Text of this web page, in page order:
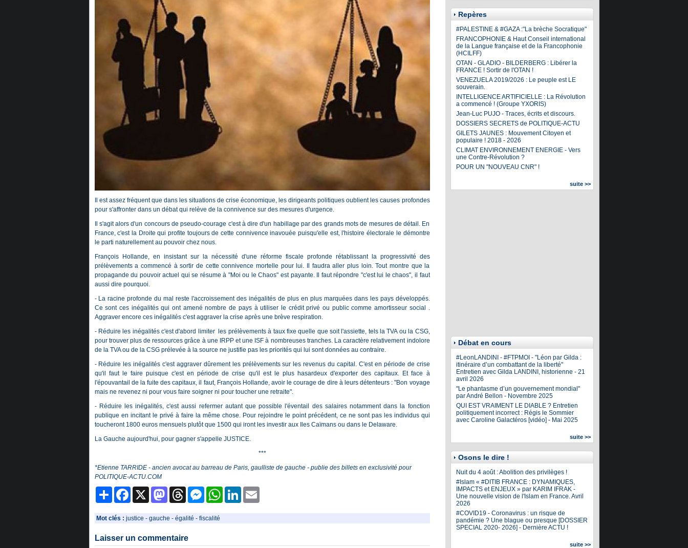
Il est assez fréquent que dans les situations de crise économique, les dirigeants politiques oublient les causes profondes
pour s'affronter dans un débat qui relève de la connivence sur des mesures d'urgence.
Il s'agit alors d'un concours de pseudo-courage c'est à dire d'un habillage par des grands mots de mesures de détail. En
France, c'est la Droite qui profite toujours de cette connivence inavouée puisqu'elle est, l'histoire électorale le démontre
le parti naturellement au pouvoir chez nous.
François Hollande, en insistant sur la nécessité d'une réforme fiscale profonde rétablissant la progressivité des
prélèvements a commencé à sortir de cette connivence mortelle pour lui. Il faudra aller plus loin. Tout montre que la
propagande du pouvoir actuel qui se résume à "Moi ou le Chaos" est payante. Il faut répondre "c'est lui le chaos", il faut
aussi dire pourquoi.
- La racine profonde du mal reste l'accroissement des inégalités de plus en plus marquées dans les pays développés.
Ce sont ces inégalités qui ont amené nombre de pays à utiliser le crédit privé ou public comme amortisseur social .
Aggraver encore ces inégalités c'est aggraver la crise après une brève respiration.
- Réduire les inégalités c'est d'abord limiter les prélèvements à taux fixe quelle que soit l'assiette, tels la TVA ou la CSG,
pour trouver plus de ressources grâce à une IRPP et une ISF à nombreuses tranches. La caractère relativement indolore
de la TVA ou de la CSG prélevée à la source ne justifie pas les priorités qui lui sont données au contraire.
- Réduire les inégalités c'est aggraver dûrement les prélèvements sur les revenus du capital. C'est en période de crise
qu'il faut le faire puisque c'est en période de crise qu'il est le plus hasardeux d'exporter des capitaux. Et face à
l'épouvantail de la fuite des capitaux, il faut, François Hollande, avoir le courage de dire à leurs détenteurs : "Bon voyage
mais ne revenez ni pour vous faire soigner ni pour toucher une retraite".
- Réduire les inégalités, c'est aussi refermer autant que possible l'éventail des salaires notamment dans la fonction
publique en incitant le privé à faire la même chose. Pour rejoindre le point précédent, ce ne sont pas les individus qui
toucheront 1800 euros mensuels plutôt que 1500 qui iront les investir aux Iles Caïmans ou dans le Delaware.
La Gauche aujourd'hui, pour gagner s'appelle JUSTICE.
***
*Etienne TARRIDE - ancien avocat au barreau de Paris, gaulliste de gauche - publie des billets en exclusivité pour
POLITIQUE-ACTU.COM
PartagerFacebook MastodonThreads MessengerWhatsAppLinkedIn
Mot clés : justice - gauche - égalité - fiscalité
Laisser un commentaire
Repères
#PALESTINE & #GAZA :"La brèche Socratique"
FRANCOPHONIE & Haut Conseil international
de la Langue française et de la Francophonie
(HCILFF)
OTAN - GLADIO - BILDERBERG : Libérer la
FRANCE ! Sortir de l'OTAN !
VENEZUELA 2019/2026 : Le peuple est LE
souverain.
INTELLIGENCE ARTIFICIELLE : La Révolution
a commencé ! (Groupe YXORIS)
Jean-Luc PUJO - Traces, écrits et discours.
DOSSIERS SECRETS de POLITIQUE-ACTU
GILETS JAUNES : Mouvement Citoyen et
populaire ! 2018 - 2026
CLIMAT ENVIRONNEMENT ENERGIE - Vers
une Contre-Révolution ?
POUR UN "NOUVEAU CNR" !
suite >>
Débat en cours
#LeonLANDINI - #FTPMOI - "Léon par Gilda :
itinéraire d’un combattant de la liberté"
Entretien avec Gilda LANDINI, historienne - 21
avril 2026
"Le phantasme d’un gouvernement mondial"
par André Bellon - Novembre 2025
QUI EST VRAIMENT LE DIABLE ? Entretien
politiquement incorrect : Régis le Sommier
avec Caroline Galactéros [vidéo] - Mai 2025
suite >>
Osons le dire !
Nuit du 4 août : Abolition des privilèges !
#Islam « #DITIB FRANCE : DYNAMIQUES,
IMPACTS et ENJEUX » par KARIM IFRAK -
Une nouvelle vision de l'Islam en France. Avril
2026
#COVID19 - Coronavirus : un risque de
pandémie ? Une blague ou presque [DOSSIER
SPECIAL 2020- 2026] - Dernière ACTU !
suite >>